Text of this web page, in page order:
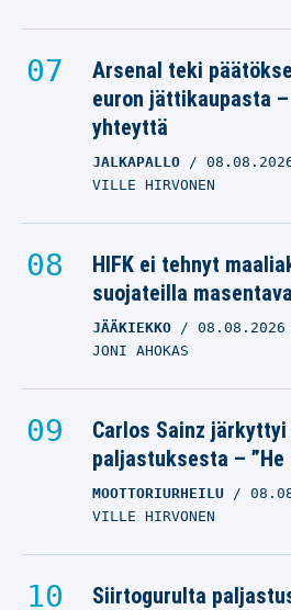
Arsenal teki
euron jättikaupasta
yhteyttä
JALKAPALLO
VILLE HIRVONEN
HIFK ei tehnyt
suojateilla
JÄÄKIEKKO 08.08.2026
JONI AHOKAS
Carlos Sainz
paljastuksesta –
MOOTTORIURHEILU
VILLE HIRVONEN
Siirtogurulta